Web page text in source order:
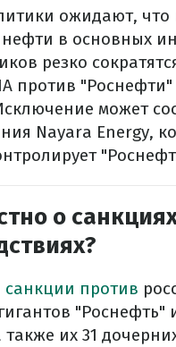
ожидают, что
нефти в основных
резко
против "Роснефти"
может
Nayara Energy,
о
санкции против
"Роснефть"
их 31